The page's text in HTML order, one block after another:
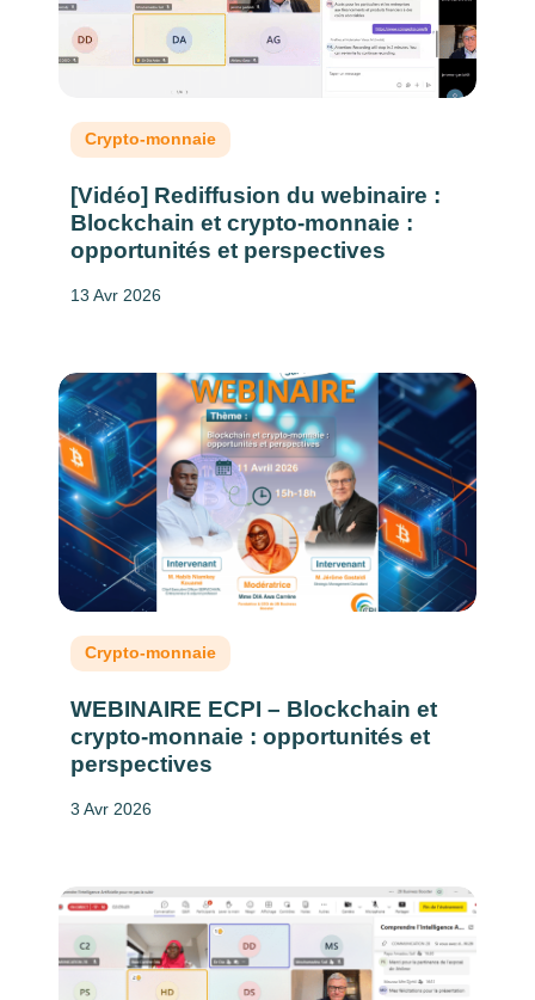
Crypto-monnaie
[Vidéo] Rediffusion du webinaire :
Blockchain et crypto-monnaie :
opportunités et perspectives
13 Avr 2026
Crypto-monnaie
WEBINAIRE ECPI – Blockchain et
crypto-monnaie : opportunités et
perspectives
3 Avr 2026